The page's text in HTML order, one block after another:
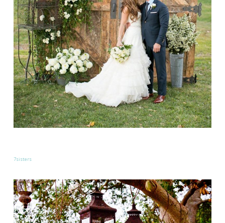
7sisters